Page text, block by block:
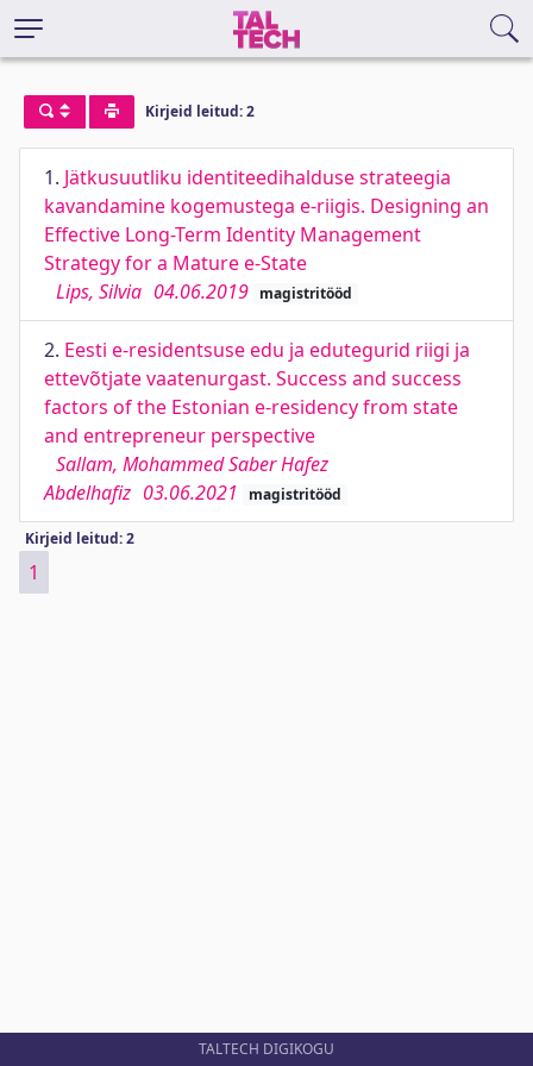
Kirjeid leitud: 2
1. Jätkusuutliku identiteedihalduse strateegia
kavandamine kogemustega e-riigis. Designing an
Effective Long-Term Identity Management
Strategy for a Mature e-State
Lips, Silvia 04.06.2019 magistritööd
2. Eesti e-residentsuse edu ja edutegurid riigi ja
ettevõtjate vaatenurgast. Success and success
factors of the Estonian e-residency from state
and entrepreneur perspective
Sallam, Mohammed Saber Hafez
Abdelhafiz 03.06.2021 magistritööd
Kirjeid leitud: 2
1
TALTECH DIGIKOGU